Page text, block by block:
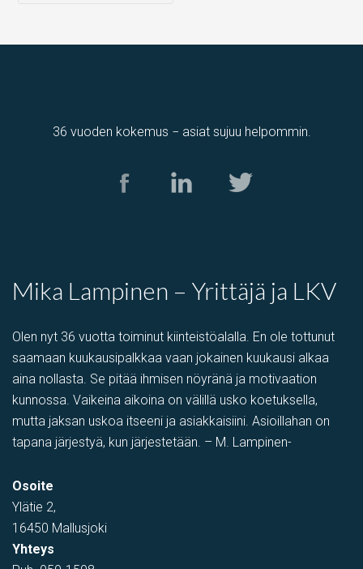
36 vuoden kokemus − asiat sujuu helpommin.
Mika Lampinen – Yrittäjä ja LKV
Olen nyt 36 vuotta toiminut kiinteistöalalla. En ole tottunut
saamaan kuukausipalkkaa vaan jokainen kuukausi alkaa
aina nollasta. Se pitää ihmisen nöyränä ja motivaation
kunnossa. Vaikeina aikoina on välillä usko koetuksella,
mutta jaksan uskoa itseeni ja asiakkaisiini. Asioillahan on
tapana järjestyä, kun järjestetään. – M. Lampinen-
Osoite
Ylätie 2,
16450 Mallusjoki
Yhteys